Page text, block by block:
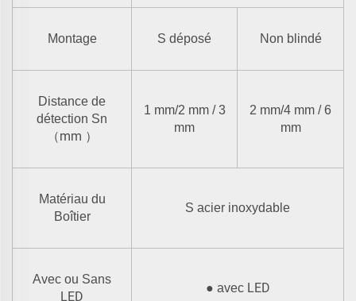
Montage S déposé Non blindé
Distance de
détection Sn
（mm ）
1 mm/2 mm / 3
mm
2 mm/4 mm / 6
mm
Matériau du
Boîtier
S acier inoxydable
Avec ou Sans
LED
● avec LED